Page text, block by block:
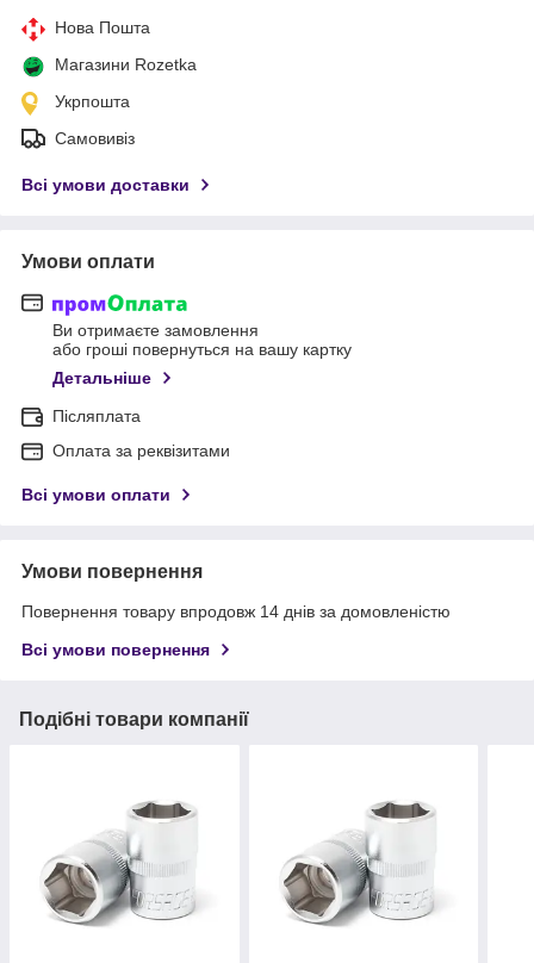
Нова Пошта
Магазини Rozetka
Укрпошта
Самовивіз
Всі умови доставки
Умови оплати
Ви отримаєте замовлення
або гроші повернуться на вашу картку
Детальніше
Післяплата
Оплата за реквізитами
Всі умови оплати
Умови повернення
Повернення товару впродовж 14 днів за домовленістю
Всі умови повернення
Подібні товари компанії